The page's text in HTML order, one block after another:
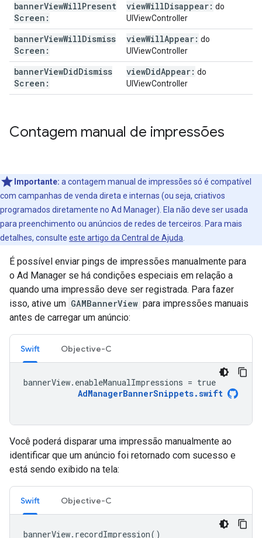
bannerViewWillPresent
Screen:
viewWillDisappear: do
UIViewController
bannerViewWillDismiss
Screen:
viewWillAppear: do
UIViewController
bannerViewDidDismiss
Screen:
viewDidAppear: do
UIViewController
Contagem manual de impressões
Importante: a contagem manual de impressões só é compatível
com campanhas de venda direta e internas (ou seja, criativos
programados diretamente no Ad Manager). Ela não deve ser usada
para preenchimento ou anúncios de redes de terceiros. Para mais
detalhes, consulte este artigo da Central de Ajuda
É possível enviar pings de impressões manualmente para
o Ad Manager se há condições especiais em relação a
quando uma impressão deve ser registrada. Para fazer
isso, ative um GAMBannerView para impressões manuais
antes de carregar um anúncio:
Swift Objective-C
bannerView. enableManualImpressions = true
AdManagerBannerSnippets.swift
Você poderá disparar uma impressão manualmente ao
identificar que um anúncio foi retornado com sucesso e
está sendo exibido na tela:
Swift Objective-C
bannerView. recordImpression()